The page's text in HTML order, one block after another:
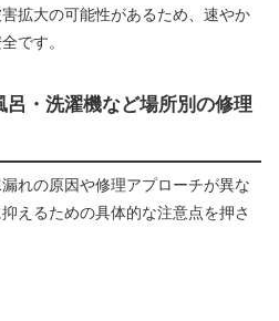
拡大の可能性があるため、速やか
です。
・洗濯機など場所別の修理
れの原因や修理アプローチが異な
えるための具体的な注意点を押さ